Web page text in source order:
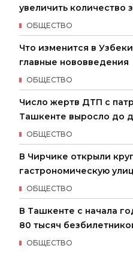
увеличить количество
ОБЩЕСТВО
Что изменится в
главные нововведения
ОБЩЕСТВО
Число жертв ДТП с
Ташкенте выросло до
ОБЩЕСТВО
В Чирчике открыли
гастрономическую
ОБЩЕСТВО
В Ташкенте с начала
80 тысяч
ОБЩЕСТВО